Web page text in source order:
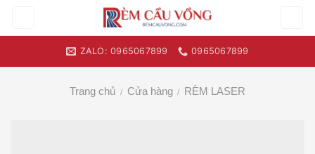
ZALO: 0965067899 0965067899
Trang chủ / Cửa hàng / RÈM LASER